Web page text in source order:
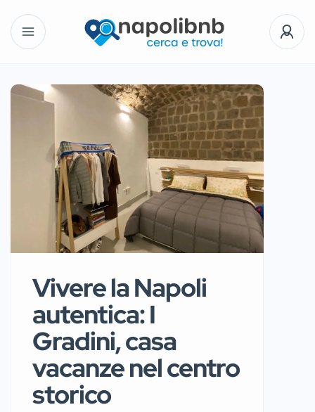
Vivere la Napoli
autentica: I
Gradini, casa
vacanze nel centro
storico